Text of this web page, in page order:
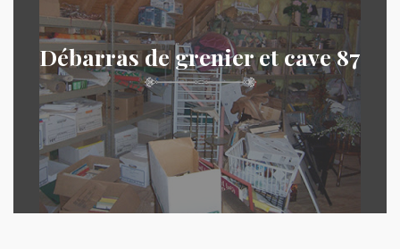
Débarras de grenier et cave 87